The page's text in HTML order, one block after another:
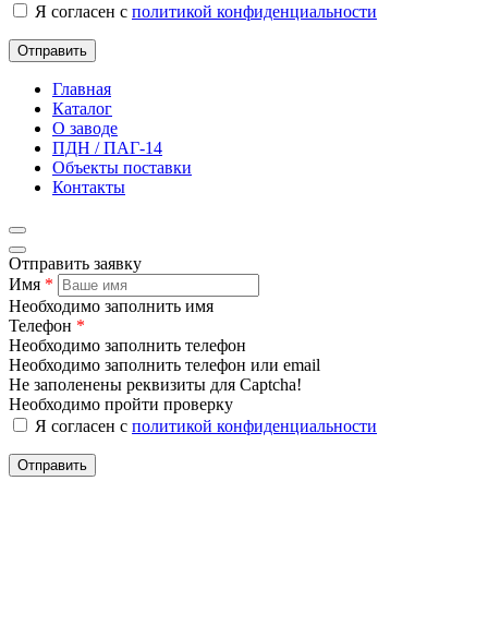
Я согласен с политикой конфиденциальности
Отправить
Главная
Каталог
О заводе
ПДН / ПАГ-14
Объекты поставки
Контакты
Отправить заявку
Имя *
Необходимо заполнить имя
Телефон *
Необходимо заполнить телефон
Необходимо заполнить телефон или email
Не заполенены реквизиты для Captcha!
Необходимо пройти проверку
Я согласен с политикой конфиденциальности
Отправить